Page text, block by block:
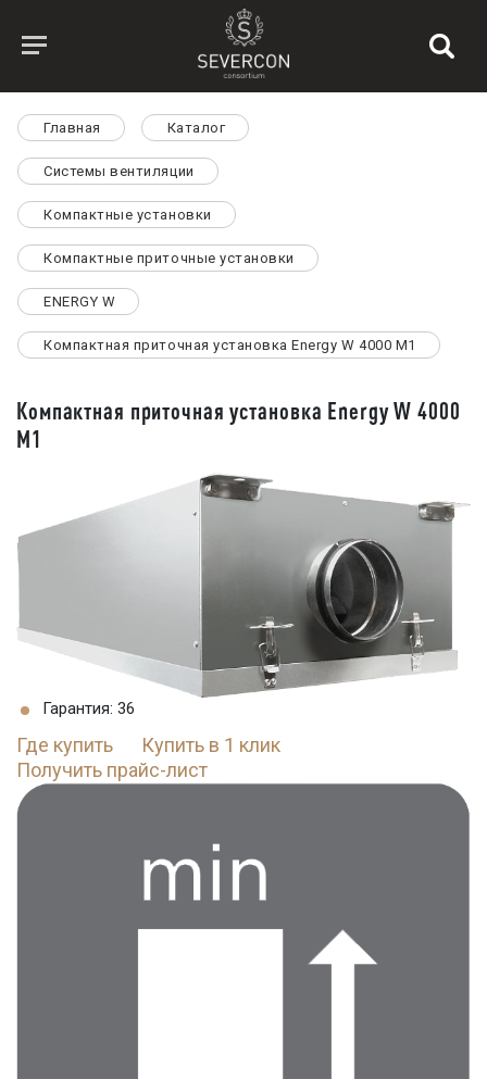
Главная Каталог
Системы вентиляции
Компактные установки
Компактные приточные установки
ENERGY W
Компактная приточная установка Energy W 4000 M1
Компактная приточная установка Energy W 4000
M1
Гарантия: 36
Где купить
Купить в 1 клик
Получить прайс-лист